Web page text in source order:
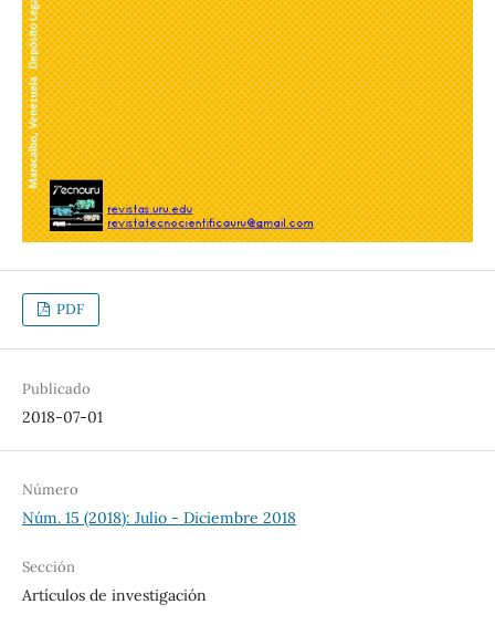
PDF
Publicado
2018-07-01
Número
Núm. 15 (2018): Julio - Diciembre 2018
Sección
Artículos de investigación